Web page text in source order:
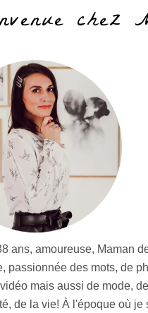
chez
ans, amoureuse, Maman
passionnée des mots, de
mais aussi de mode,
de la vie! À l'époque où je